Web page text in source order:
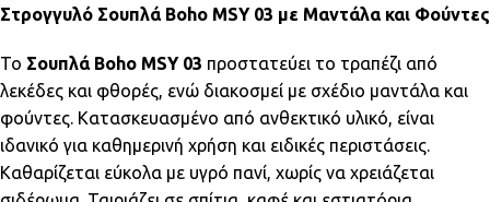
Στρογγυλό Σουπλά Boho MSY 03 με Μαντάλα και Φούντες
Το Σουπλά Boho MSY 03 προστατεύει το τραπέζι από
λεκέδες και φθορές, ενώ διακοσμεί με σχέδιο μαντάλα και
φούντες. Κατασκευασμένο από ανθεκτικό υλικό, είναι
ιδανικό για καθημερινή χρήση και ειδικές περιστάσεις.
Καθαρίζεται εύκολα με υγρό πανί, χωρίς να χρειάζεται